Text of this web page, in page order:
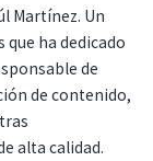
Martínez. Un
ha dedicado
de
de contenido,
alta calidad.